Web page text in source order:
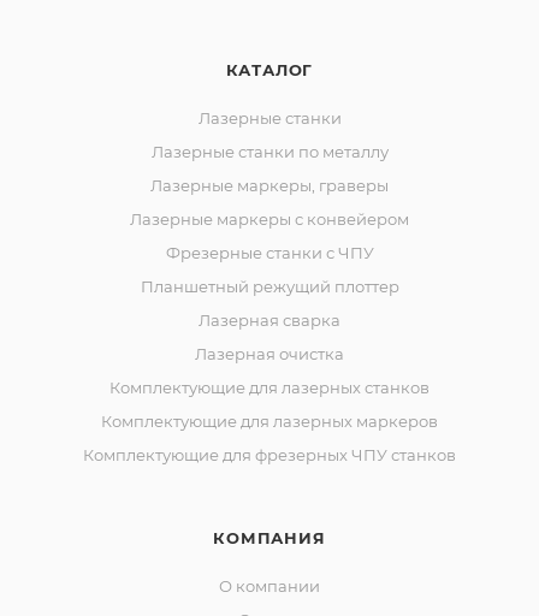
КАТАЛОГ
Лазерные станки
Лазерные станки по металлу
Лазерные маркеры, граверы
Лазерные маркеры с конвейером
Фрезерные станки с ЧПУ
Планшетный режущий плоттер
Лазерная сварка
Лазерная очистка
Комплектующие для лазерных станков
Комплектующие для лазерных маркеров
Комплектующие для фрезерных ЧПУ станков
КОМПАНИЯ
О компании